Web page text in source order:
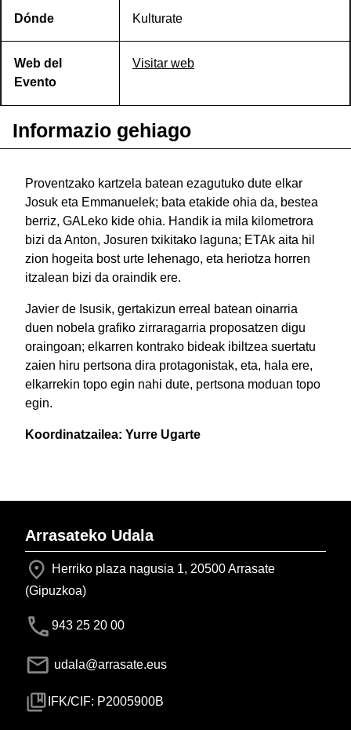
Dónde Kulturate
Web del
Evento
Visitar web
Informazio gehiago
Proventzako kartzela batean ezagutuko dute elkar
Josuk eta Emmanuelek; bata etakide ohia da, bestea
berriz, GALeko kide ohia. Handik ia mila kilometrora
bizi da Anton, Josuren txikitako laguna; ETAk aita hil
zion hogeita bost urte lehenago, eta heriotza horren
itzalean bizi da oraindik ere.
Javier de Isusik, gertakizun erreal batean oinarria
duen nobela grafiko zirraragarria proposatzen digu
oraingoan; elkarren kontrako bideak ibiltzea suertatu
zaien hiru pertsona dira protagonistak, eta, hala ere,
elkarrekin topo egin nahi dute, pertsona moduan topo
egin.
Koordinatzailea: Yurre Ugarte
Arrasateko Udala
Herriko plaza nagusia 1, 20500 Arrasate
(Gipuzkoa)
943 25 20 00
udala@arrasate.eus
IFK/CIF: P2005900B